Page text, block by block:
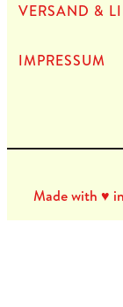
VERSAND &
IMPRES­SUM
Made with ♥